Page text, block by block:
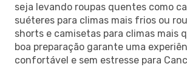
seja levando roupas quentes como
suéteres para climas mais frios ou
shorts e camisetas para climas mais
boa preparação garante uma
confortável e sem estresse para